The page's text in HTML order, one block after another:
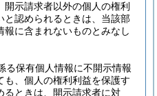
示請求者以外の個人の権利
と認められるときは、当該部
報に含まれないものとみなし
る保有個人情報に不開示情報
、個人の権利利益を保護す
るときは、開示請求者に対